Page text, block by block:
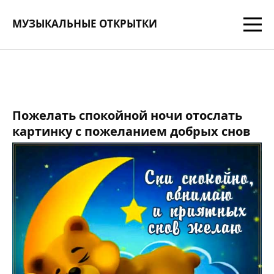
МУЗЫКАЛЬНЫЕ ОТКРЫТКИ
Пожелать спокойной ночи отослать
картинку с пожеланием добрых снов